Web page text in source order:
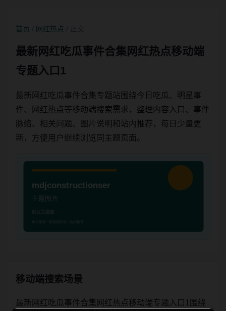
首页 网红热点
最新网红吃瓜事件合集网红热点移动端
专题入口1
最新网红吃瓜事件合集专题站围绕今日吃瓜、明星事
件、网红热点等移动端搜索需求，整理内容入口、事件
脉络、相关问题、图片说明和站内推荐，每日少量更
新，方便用户继续浏览同主题页面。
移动端搜索场景
最新网红吃瓜事件合集网红热点移动端专题入口1围绕